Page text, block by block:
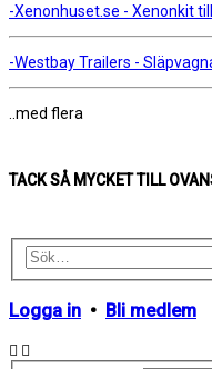
-Xenonhuset.se - Xenonkit
-Westbay Trailers -
..med flera
TACK SÅ MYCKET TILL
Logga in • Bli medlem